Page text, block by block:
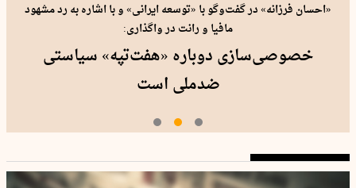
«احسان فرزانه» در گفت‌وگو با «توسعه ایرانی» و با اشاره به رد مشهود
مافیا و رانت در واگذاری:
خصوصی‌سازی دوباره «هفت‌تپه» سیاستی
ضدملی است